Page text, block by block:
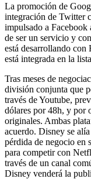
La promoción de
integración de Twitter
impulsado a Facebook
de ser un servicio y
está desarrollando
está integrada en la
Tras meses de
división conjunta que
través de Youtube,
dólares por 48h, y por
originales. Ambas
acuerdo. Disney se
pérdida de negocio en
para competir con
través de un canal
Disney venderá la